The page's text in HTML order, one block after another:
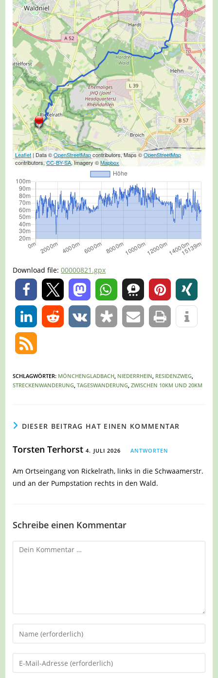
Leaflet| Data ©OpenStreetMapcontributors, Maps ©OpenStreetMap
contributors,CC-BY-SA, Imagery ©Mapbox
Download file:00000821.gpx
0
0
SCHLAGWÖRTER: MÖNCHENGLADBACH, NIEDERRHEIN, RESIDENZWEG,
STRECKENWANDERUNG, TAGESWANDERUNG, ZWISCHEN 10KM UND 20KM
DIESER BEITRAG HAT EINEN KOMMENTAR
Torsten Terhorst4. JULI 2026 ANTWORTEN
Am Ortseingang von Rickelrath, links in die Schwaamerstr.
und an der Pumpstation rechts in den Wald.
Schreibe einen Kommentar
Kommentar
Gib
deinen
Namen
oder
Gib
deine